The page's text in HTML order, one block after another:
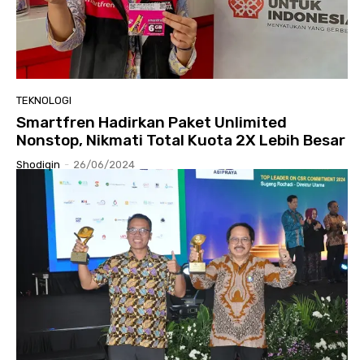
TEKNOLOGI
Smartfren Hadirkan Paket Unlimited
Nonstop, Nikmati Total Kuota 2X Lebih Besar
Shodiqin - 26/06/2024